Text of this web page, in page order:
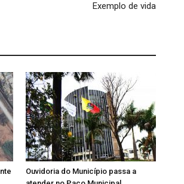
Exemplo de vida
Ouvidoria do Município passa a